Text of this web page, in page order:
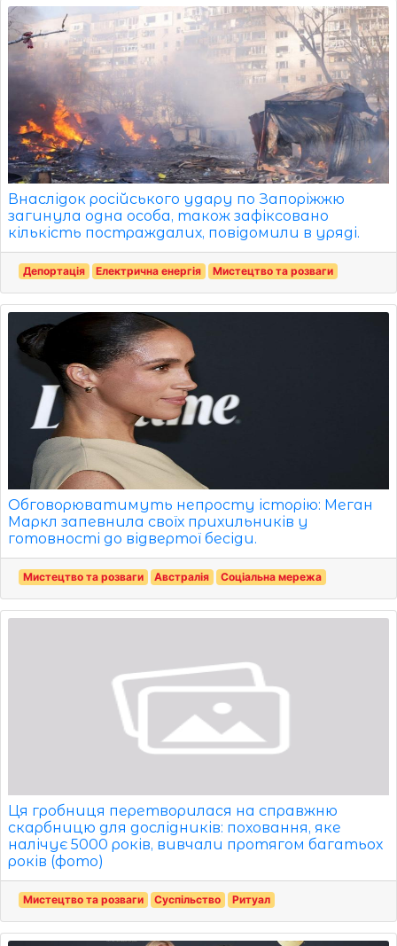
Внаслідок російського удару по Запоріжжю
загинула одна особа, також зафіксовано
кількість постраждалих, повідомили в уряді.
Депортація Електрична енергія Мистецтво та розваги
Обговорюватимуть непросту історію: Меган
Маркл запевнила своїх прихильників у
готовності до відвертої бесіди.
Мистецтво та розваги Австралія Соціальна мережа
Ця гробниця перетворилася на справжню
скарбницю для дослідників: поховання, яке
налічує 5000 років, вивчали протягом багатьох
років (фото)
Мистецтво та розваги Суспільство Ритуал